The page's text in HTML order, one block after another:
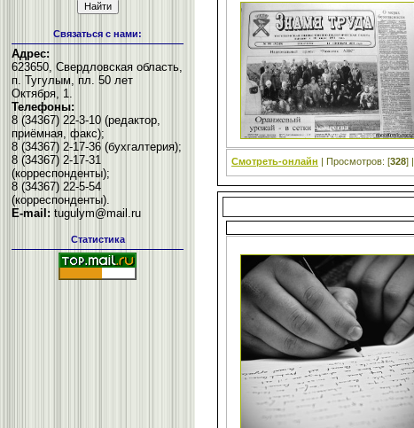
Связаться с нами:
Адрес:
623650, Свердловская область,
п. Тугулым, пл. 50 лет
Октября, 1.
Телефоны:
8 (34367) 22-3-10 (редактор,
приёмная, факс);
8 (34367) 2-17-36 (бухгалтерия);
8 (34367) 2-17-31
(корреспонденты);
8 (34367) 22-5-54
(корреспонденты).
E-mail: tugulym@mail.ru
Статистика
Смотреть-онлайн | Просмотров: [328] |